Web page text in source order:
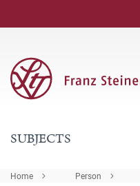
SUBJECTS
Home Person